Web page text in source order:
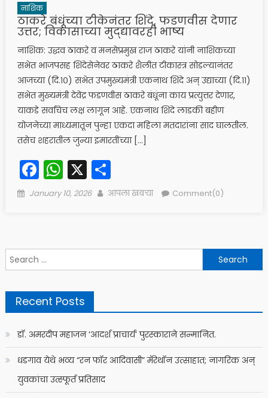
नाशिक
ठाकरे बंधूंच्या टीकेनंतर शिंदे, फडणवीस देणार
उत्तर; विकासाच्या मुद्द्यावरही भाष्य
नाशिक: उद्धव ठाकरे व मनसेप्रमुख राज ठाकरे यांनी नाशिकच्या
सभेत भाजपसह शिंदेसेनेवर ठाकरे शैलीत टीकास्त्र सोडल्यानंतर
आजच्या (दि.१०) सभेत उपमुख्यमंत्री एकनाथ शिंदे अन् उद्याच्या (दि.११)
सभेत मुख्यमंत्री देवेंद्र फडणवीस ठाकरे बंधूंना काय प्रत्युत्तर देणार,
याकडे सर्वांचेच लक्ष लागून आहे. एकनाथ शिंदे लाडकी बहीण
योजनेच्या माध्यमातून पुन्हा एकदा महिला मतदारांना साद घालतील.
तसेच शहरातील जुन्या इमारतींच्या […]
Facebook
WhatsApp
X Share
Posted
January 10, 2026 Author
आपला खबऱ्या Comment(0)
Search
for:
Recent Posts
डॉ. अमरदीप महाजन ‘आदर्श प्राचार्य’ पुरस्काराने सन्मानित.
धडगाव येथे भव्य “रन फॉर आदिवासी” मॅरेथॉन उत्साहात; नागरिक अन्
युवकांचा उत्स्फूर्त प्रतिसाद